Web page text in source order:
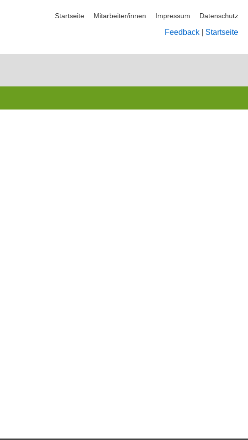
Startseite Mitarbeiter/innen Impressum Datenschutz
Feedback Startseite